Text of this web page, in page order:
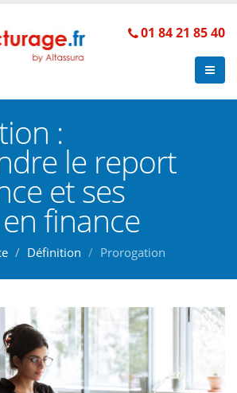
01 84 21 85 40
:
le report
et ses
finance
Définition Prorogation